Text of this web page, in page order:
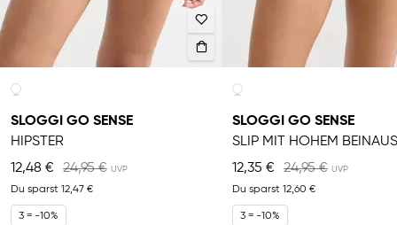
SLOGGI GO SENSE
HIPSTER
12,48 €
24,95 €
Du sparst 12,47 €
3 = -10%
SLOGGI GO SENSE
12,35 € 24,95 €
Du sparst 12,60 €
3 = -10%